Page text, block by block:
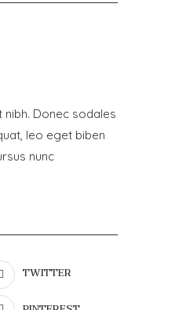
Donec sodales
leo eget biben
nunc
TWITTER